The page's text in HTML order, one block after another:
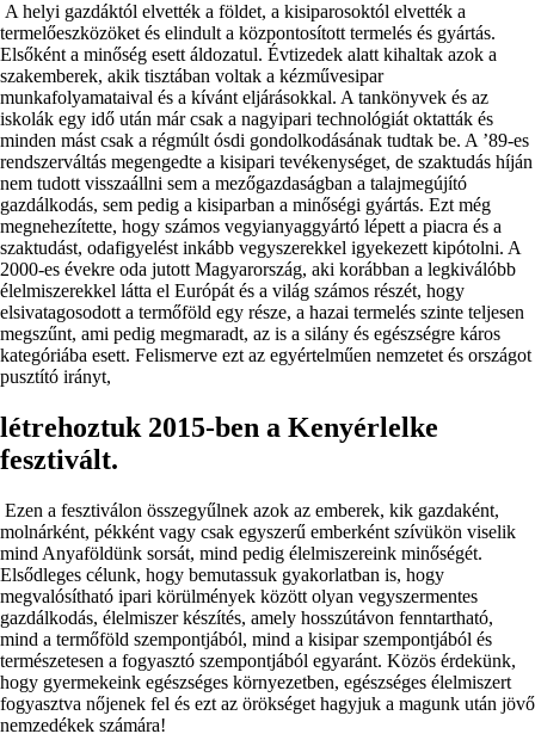
A helyi gazdáktól elvették a földet, a kisiparosoktól elvették a
termelőeszközöket és elindult a központosított termelés és gyártás.
Elsőként a minőség esett áldozatul. Évtizedek alatt kihaltak azok a
szakemberek, akik tisztában voltak a kézművesipar
munkafolyamataival és a kívánt eljárásokkal. A tankönyvek és az
iskolák egy idő után már csak a nagyipari technológiát oktatták és
minden mást csak a régmúlt ósdi gondolkodásának tudtak be. A ’89-es
rendszerváltás megengedte a kisipari tevékenységet, de szaktudás híján
nem tudott visszaállni sem a mezőgazdaságban a talajmegújító
gazdálkodás, sem pedig a kisiparban a minőségi gyártás. Ezt még
megnehezítette, hogy számos vegyianyaggyártó lépett a piacra és a
szaktudást, odafigyelést inkább vegyszerekkel igyekezett kipótolni. A
2000-es évekre oda jutott Magyarország, aki korábban a legkiválóbb
élelmiszerekkel látta el Európát és a világ számos részét, hogy
elsivatagosodott a termőföld egy része, a hazai termelés szinte teljesen
megszűnt, ami pedig megmaradt, az is a silány és egészségre káros
kategóriába esett. Felismerve ezt az egyértelműen nemzetet és országot
pusztító irányt,
létrehoztuk 2015-ben a Kenyérlelke
fesztivált.
Ezen a fesztiválon összegyűlnek azok az emberek, kik gazdaként,
molnárként, pékként vagy csak egyszerű emberként szívükön viselik
mind Anyaföldünk sorsát, mind pedig élelmiszereink minőségét.
Elsődleges célunk, hogy bemutassuk gyakorlatban is, hogy
megvalósítható ipari körülmények között olyan vegyszermentes
gazdálkodás, élelmiszer készítés, amely hosszútávon fenntartható,
mind a termőföld szempontjából, mind a kisipar szempontjából és
természetesen a fogyasztó szempontjából egyaránt. Közös érdekünk,
hogy gyermekeink egészséges környezetben, egészséges élelmiszert
fogyasztva nőjenek fel és ezt az örökséget hagyjuk a magunk után jövő
nemzedékek számára!